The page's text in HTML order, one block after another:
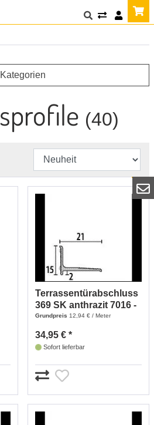
Kategorien
(40)
Terrassentürabschluss
369 SK anthrazit 7016 -
270 (Anthrazit)
Grundpreis 12,94 € / Meter
34,95 € *
Sofort lieferbar